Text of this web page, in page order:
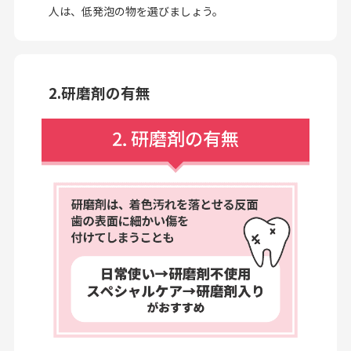
人は、低発泡の物を選びましょう。
2.研磨剤の有無